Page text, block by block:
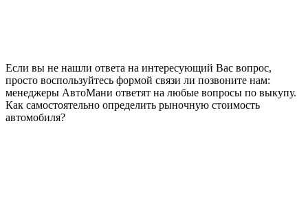
Если вы не нашли ответа на интересующий Вас вопрос,
просто воспользуйтесь формой связи ли позвоните нам:
менеджеры АвтоМани ответят на любые вопросы по выкупу.
Как самостоятельно определить рыночную стоимость
автомобиля?